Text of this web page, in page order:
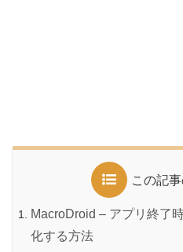
この記
MacroDroid – アプリ終了
化する方法